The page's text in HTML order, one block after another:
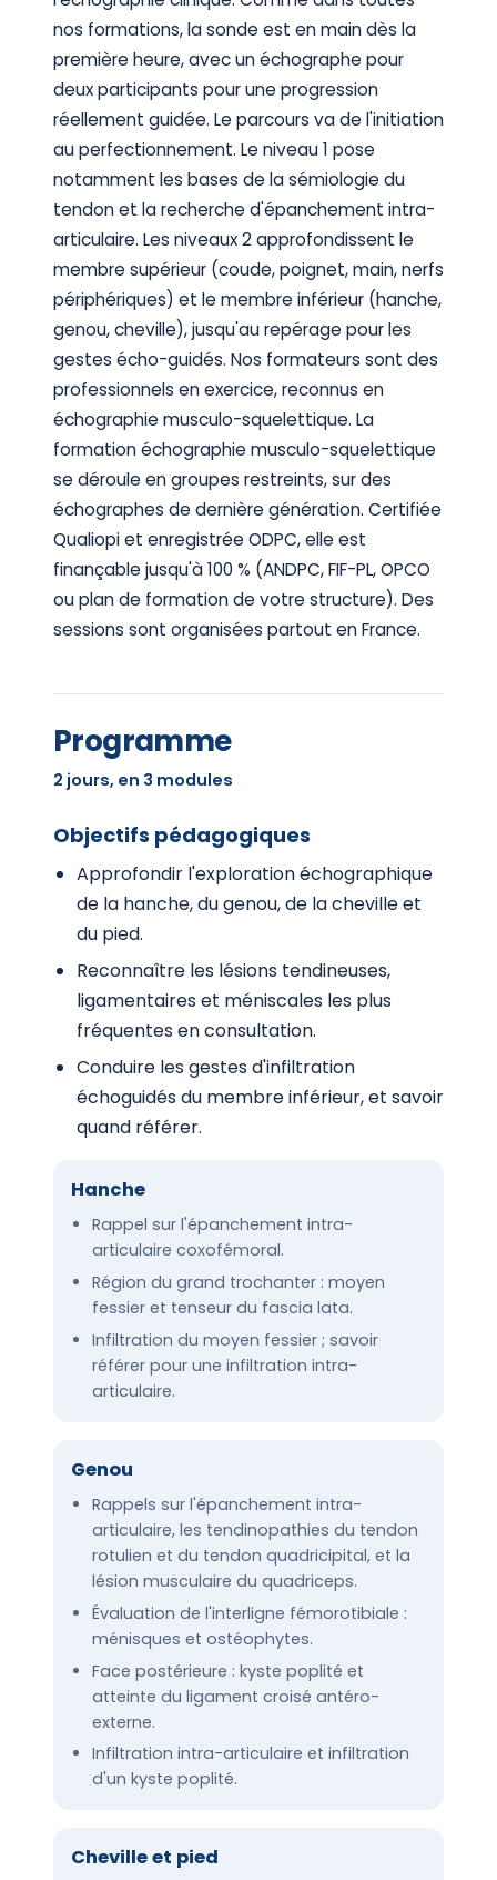
nos formations, la sonde est en main dès la
première heure, avec un échographe pour
deux participants pour une progression
réellement guidée. Le parcours va de l'initiation
au perfectionnement. Le niveau 1 pose
notamment les bases de la sémiologie du
tendon et la recherche d'épanchement intra-
articulaire. Les niveaux 2 approfondissent le
membre supérieur (coude, poignet, main, nerfs
périphériques) et le membre inférieur (hanche,
genou, cheville), jusqu'au repérage pour les
gestes écho-guidés. Nos formateurs sont des
professionnels en exercice, reconnus en
échographie musculo-squelettique. La
formation échographie musculo-squelettique
se déroule en groupes restreints, sur des
échographes de dernière génération. Certifiée
Qualiopi et enregistrée ODPC, elle est
finançable jusqu'à 100 % (ANDPC, FIF-PL, OPCO
ou plan de formation de votre structure). Des
sessions sont organisées partout en France.
Programme
2 jours, en 3 modules
Objectifs pédagogiques
Approfondir l'exploration échographique
de la hanche, du genou, de la cheville et
du pied.
Reconnaître les lésions tendineuses,
ligamentaires et méniscales les plus
fréquentes en consultation.
Conduire les gestes d'infiltration
échoguidés du membre inférieur, et savoir
quand référer.
Hanche
Rappel sur l'épanchement intra-
articulaire coxofémoral.
Région du grand trochanter : moyen
fessier et tenseur du fascia lata.
Infiltration du moyen fessier ; savoir
référer pour une infiltration intra-
articulaire.
Genou
Rappels sur l'épanchement intra-
articulaire, les tendinopathies du tendon
rotulien et du tendon quadricipital, et la
lésion musculaire du quadriceps.
Évaluation de l'interligne fémorotibiale :
ménisques et ostéophytes.
Face postérieure : kyste poplité et
atteinte du ligament croisé antéro-
externe.
Infiltration intra-articulaire et infiltration
d'un kyste poplité.
Cheville et pied